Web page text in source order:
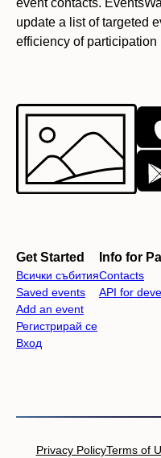
event contacts.
update a list of targeted
efficiency of participation
Get Started
Всички събития
Saved events
Add an event
Регистрирай се
Вход
Info for
Contacts
API for
Privacy PolicyTerms of